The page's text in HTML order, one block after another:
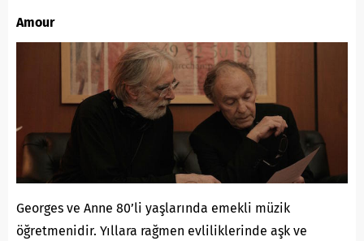
Amour
Georges ve Anne 80’li yaşlarında emekli müzik
öğretmenidir. Yıllara rağmen evliliklerinde aşk ve